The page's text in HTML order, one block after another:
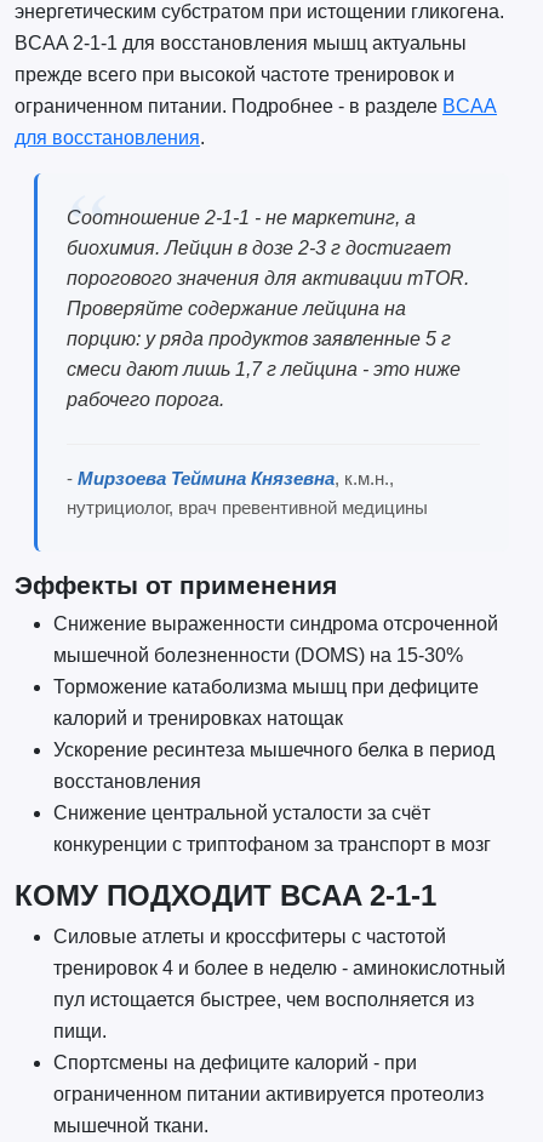
энергетическим субстратом при истощении гликогена.
BCAA 2-1-1 для восстановления мышц актуальны
прежде всего при высокой частоте тренировок и
ограниченном питании. Подробнее - в разделе BCAA
для восстановления.
Соотношение 2-1-1 - не маркетинг, а
биохимия. Лейцин в дозе 2-3 г достигает
порогового значения для активации mTOR.
Проверяйте содержание лейцина на
порцию: у ряда продуктов заявленные 5 г
смеси дают лишь 1,7 г лейцина - это ниже
рабочего порога.
- Мирзоева Теймина Князевна, к.м.н.,
нутрициолог, врач превентивной медицины
Эффекты от применения
Снижение выраженности синдрома отсроченной
мышечной болезненности (DOMS) на 15-30%
Торможение катаболизма мышц при дефиците
калорий и тренировках натощак
Ускорение ресинтеза мышечного белка в период
восстановления
Снижение центральной усталости за счёт
конкуренции с триптофаном за транспорт в мозг
КОМУ ПОДХОДИТ BCAA 2-1-1
Силовые атлеты и кроссфитеры с частотой
тренировок 4 и более в неделю - аминокислотный
пул истощается быстрее, чем восполняется из
пищи.
Спортсмены на дефиците калорий - при
ограниченном питании активируется протеолиз
мышечной ткани.